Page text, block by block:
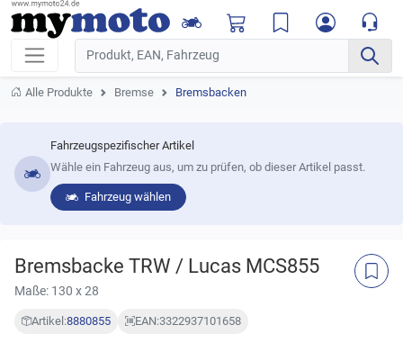
Alle Produkte Bremse Bremsbacken
Fahrzeugspezifischer Artikel
Wähle ein Fahrzeug aus, um zu prüfen, ob dieser Artikel passt.
Fahrzeug wählen
Bremsbacke TRW / Lucas MCS855
Maße: 130 x 28
Artikel:8880855 EAN:3322937101658